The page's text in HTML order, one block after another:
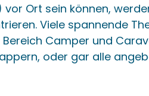
vor Ort sein können,
Viele spannende
Camper und
oder gar alle